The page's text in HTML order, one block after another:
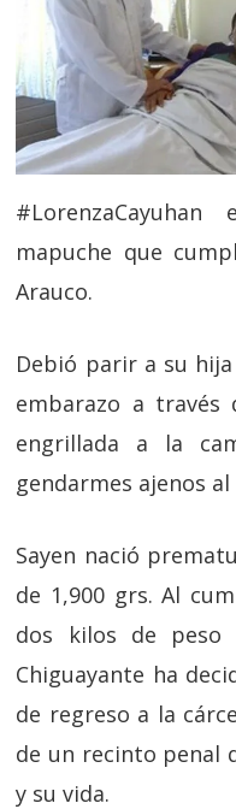
mapuche que
Arauco.
Debió parir a su
embarazo a través
engrillada a la
gendarmes ajenos
Sayen nació
de 1,900 grs. Al
dos kilos de peso
Chiguayante ha
de regreso a la
de un recinto penal
y su vida.